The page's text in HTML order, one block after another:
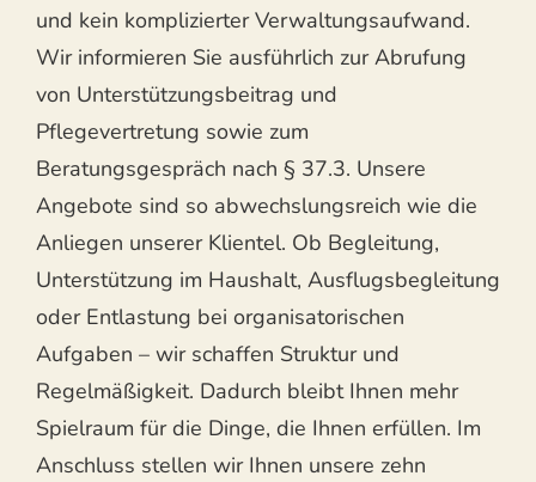
und kein komplizierter Verwaltungsaufwand.
Wir informieren Sie ausführlich zur Abrufung
von Unterstützungsbeitrag und
Pflegevertretung sowie zum
Beratungsgespräch nach § 37.3. Unsere
Angebote sind so abwechslungsreich wie die
Anliegen unserer Klientel. Ob Begleitung,
Unterstützung im Haushalt, Ausflugsbegleitung
oder Entlastung bei organisatorischen
Aufgaben – wir schaffen Struktur und
Regelmäßigkeit. Dadurch bleibt Ihnen mehr
Spielraum für die Dinge, die Ihnen erfüllen. Im
Anschluss stellen wir Ihnen unsere zehn